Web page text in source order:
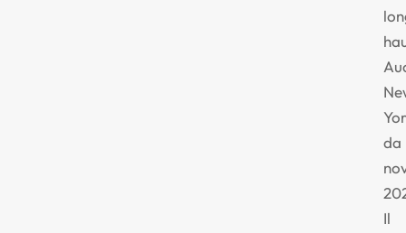
da
Il